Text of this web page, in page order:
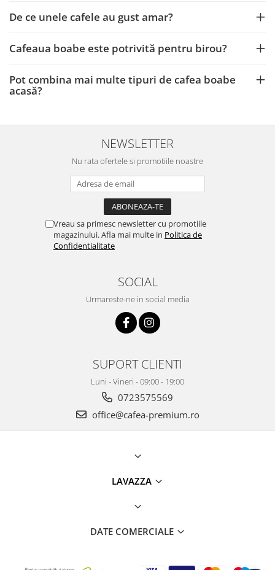
De ce unele cafele au gust amar?
Cafeaua boabe este potrivită pentru birou?
Pot combina mai multe tipuri de cafea boabe
acasă?
NEWSLETTER
Nu rata ofertele si promotiile noastre
Vreau sa primesc newsletter cu promotiile
magazinului. Afla mai multe in Politica de
Confidentialitate
SOCIAL
Urmareste-ne in social media
SUPORT CLIENTI
Luni - Vineri - 09:00 - 19:00
0723575569
office@cafea-premium.ro
LAVAZZA
DATE COMERCIALE